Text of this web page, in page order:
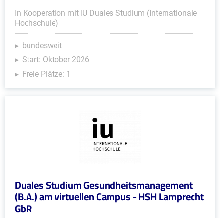
In Kooperation mit IU Duales Studium (Internationale
Hochschule)
bundesweit
Start: Oktober 2026
Freie Plätze: 1
Duales Studium Gesundheitsmanagement
(B.A.) am virtuellen Campus - HSH Lamprecht
GbR